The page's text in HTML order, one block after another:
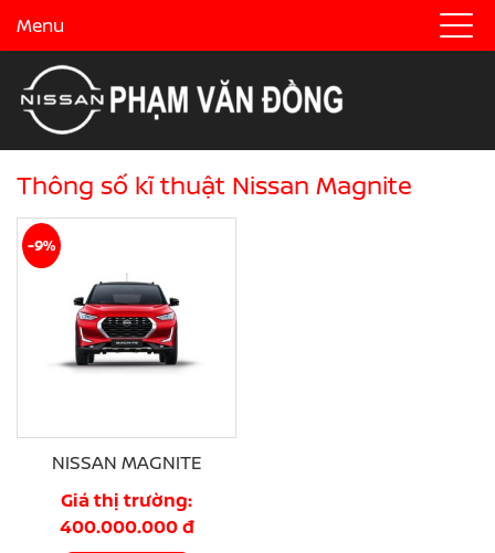
Menu
Thông số kĩ thuật Nissan Magnite
NISSAN MAGNITE
Giá thị trường:
400.000.000 đ
-9%